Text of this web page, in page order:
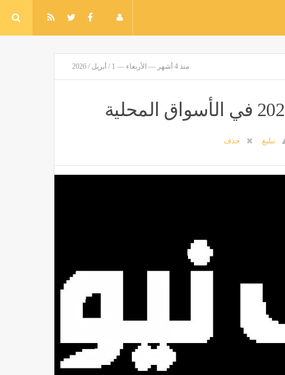
منذ 4 أشهر — الأربعاء — 1 / أبريل / 2026
تبليغ حذف